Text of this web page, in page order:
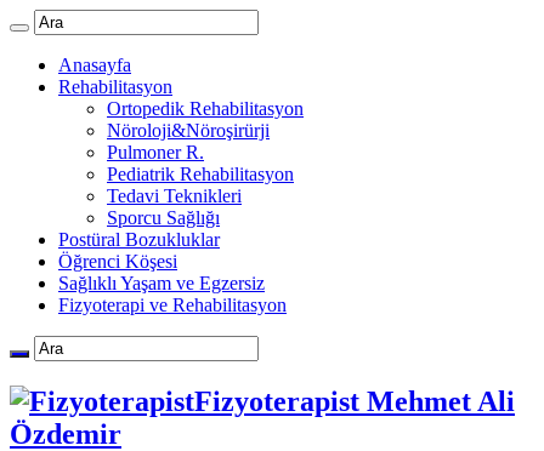
Anasayfa
Rehabilitasyon
Ortopedik Rehabilitasyon
Nöroloji&Nöroşirürji
Pulmoner R.
Pediatrik Rehabilitasyon
Tedavi Teknikleri
Sporcu Sağlığı
Postüral Bozukluklar
Öğrenci Köşesi
Sağlıklı Yaşam ve Egzersiz
Fizyoterapi ve Rehabilitasyon
Fizyoterapist Mehmet Ali
Özdemir